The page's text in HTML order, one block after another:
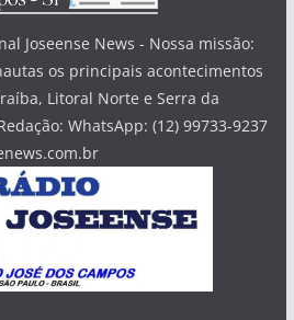
Joseense News - Nossa missão:
os principais acontecimentos
Litoral Norte e Serra da
WhatsApp: (12) 99733-9237